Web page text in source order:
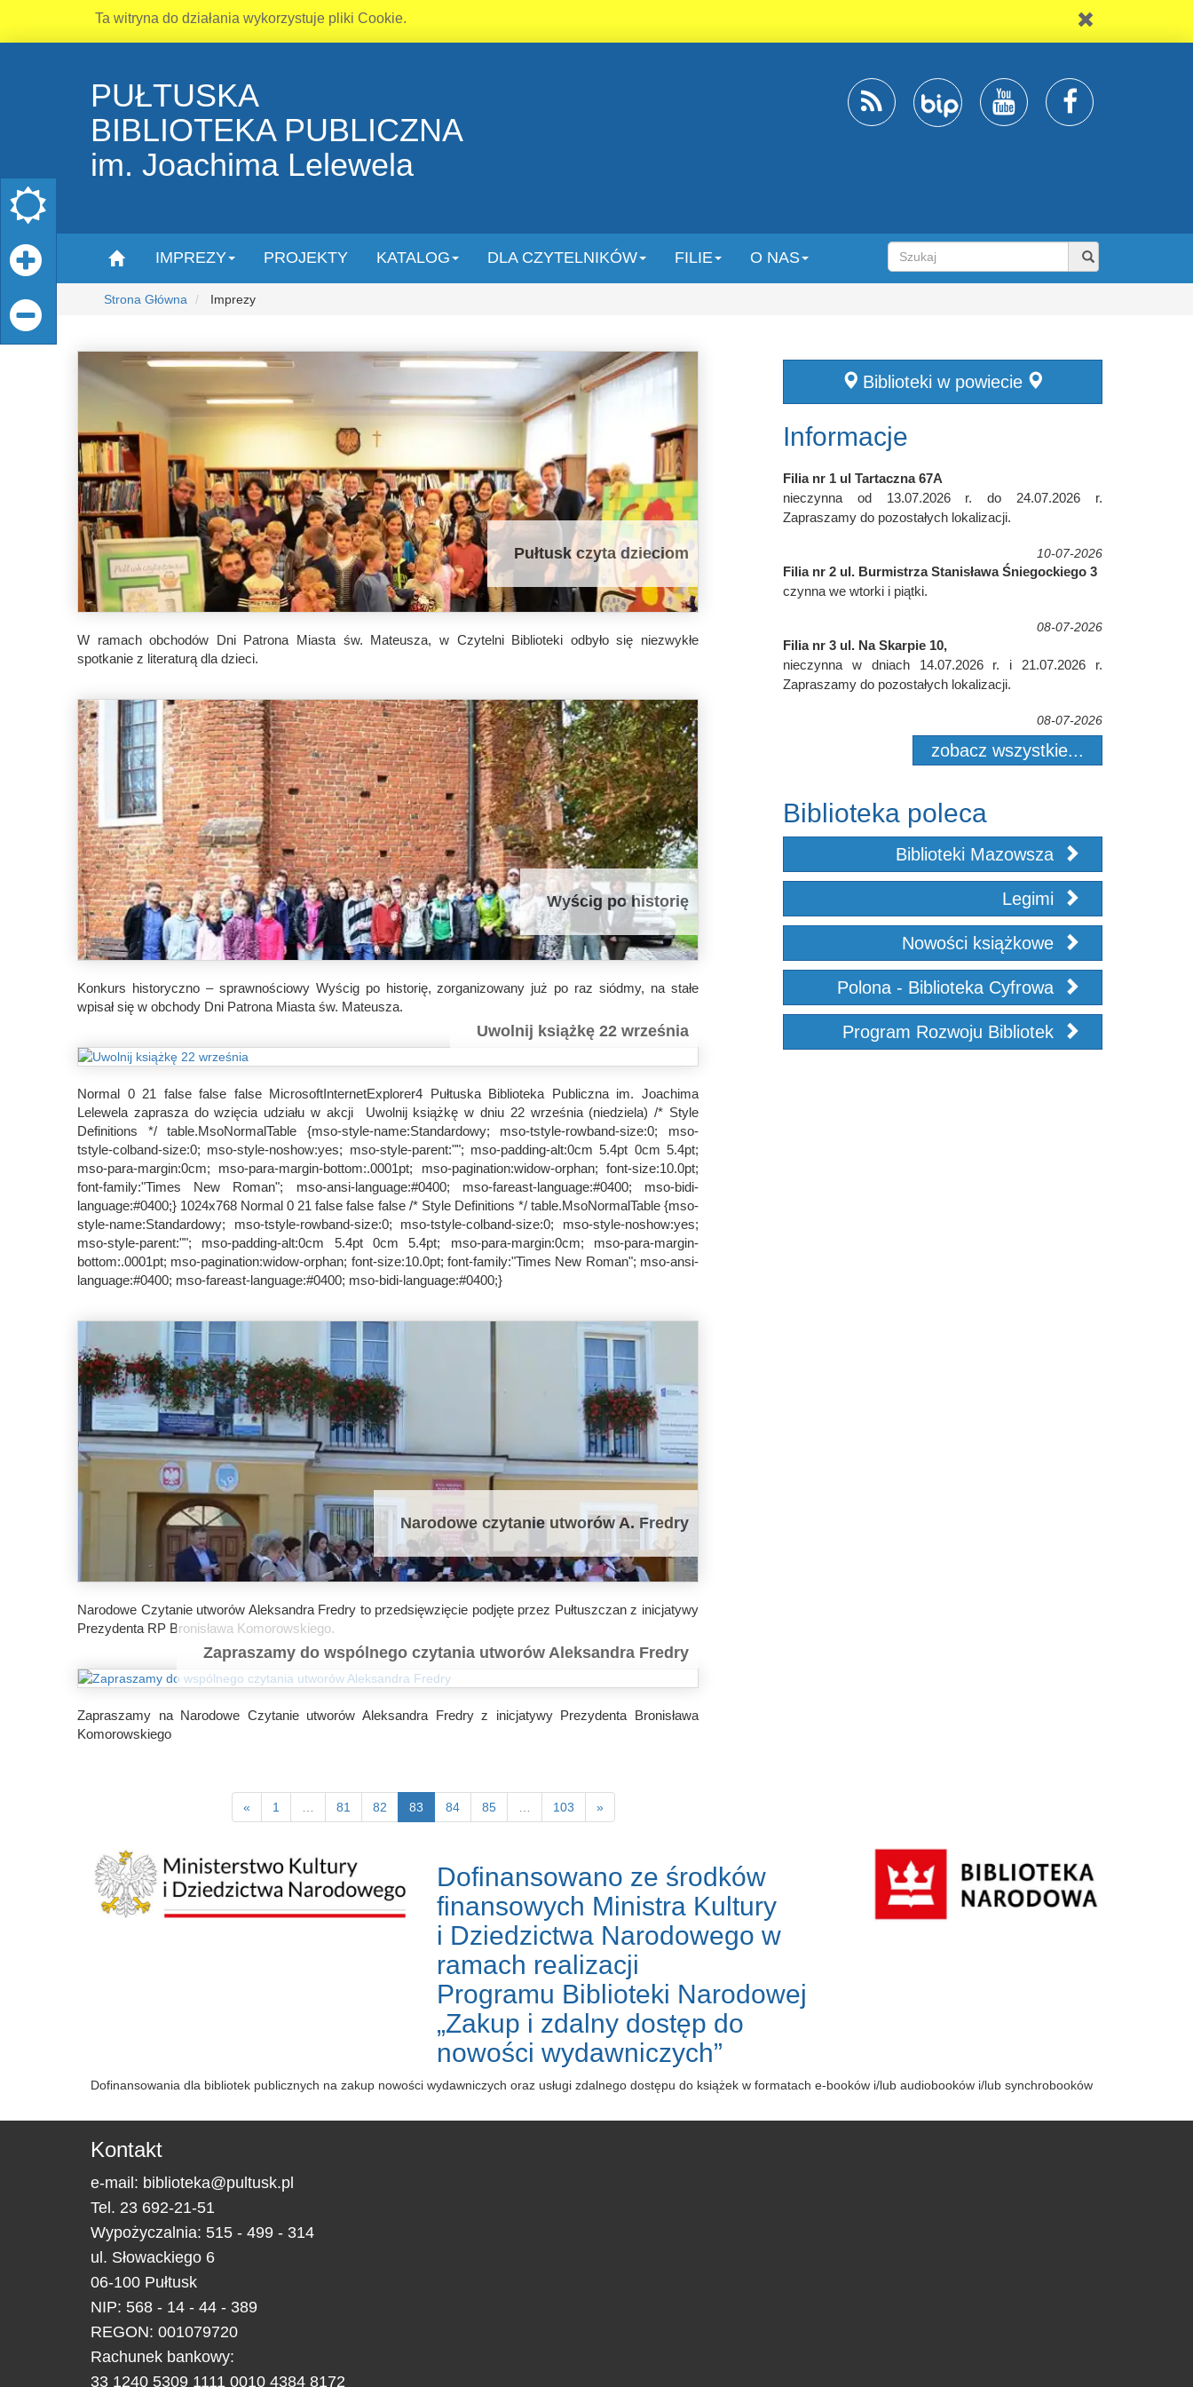
Ta witryna do działania wykorzystuje pliki Cookie.
PUŁTUSKA
BIBLIOTEKA PUBLICZNA
im. Joachima Lelewela
IMPREZY PROJEKTY KATALOG DLA CZYTELNIKÓW FILIE O NAS
Strona Główna Imprezy
Pułtusk czyta dzieciom
W ramach obchodów Dni Patrona Miasta św. Mateusza, w Czytelni Biblioteki odbyło się niezwykłe
spotkanie z literaturą dla dzieci.
Wyścig po historię
Konkurs historyczno – sprawnościowy Wyścig po historię, zorganizowany już po raz siódmy, na stałe
wpisał się w obchody Dni Patrona Miasta św. Mateusza.
Uwolnij książkę 22 września
Normal 0 21 false false false MicrosoftInternetExplorer4 Pułtuska Biblioteka Publiczna im. Joachima
Lelewela zaprasza do wzięcia udziału w akcji Uwolnij książkę w dniu 22 września (niedziela) /* Style
Definitions */ table.MsoNormalTable {mso-style-name:Standardowy; mso-tstyle-rowband-size:0; mso-
tstyle-colband-size:0; mso-style-noshow:yes; mso-style-parent:""; mso-padding-alt:0cm 5.4pt 0cm 5.4pt;
mso-para-margin:0cm; mso-para-margin-bottom:.0001pt; mso-pagination:widow-orphan; font-size:10.0pt;
font-family:"Times New Roman"; mso-ansi-language:#0400; mso-fareast-language:#0400; mso-bidi-
language:#0400;} 1024x768 Normal 0 21 false false false /* Style Definitions */ table.MsoNormalTable {mso-
style-name:Standardowy; mso-tstyle-rowband-size:0; mso-tstyle-colband-size:0; mso-style-noshow:yes;
mso-style-parent:""; mso-padding-alt:0cm 5.4pt 0cm 5.4pt; mso-para-margin:0cm; mso-para-margin-
bottom:.0001pt; mso-pagination:widow-orphan; font-size:10.0pt; font-family:"Times New Roman"; mso-ansi-
language:#0400; mso-fareast-language:#0400; mso-bidi-language:#0400;}
Narodowe czytanie utworów A. Fredry
Narodowe Czytanie utworów Aleksandra Fredry to przedsięwzięcie podjęte przez Pułtuszczan z inicjatywy
Prezydenta RP Bronisława Komorowskiego.
Zapraszamy do wspólnego czytania utworów Aleksandra Fredry
Zapraszamy na Narodowe Czytanie utworów Aleksandra Fredry z inicjatywy Prezydenta Bronisława
Komorowskiego
« 1 … 81 82 83 84 85 … 103 »
Biblioteki w powiecie
Informacje
Filia nr 1 ul Tartaczna 67A
nieczynna od 13.07.2026 r. do 24.07.2026 r.
Zapraszamy do pozostałych lokalizacji.
10-07-2026
Filia nr 2 ul. Burmistrza Stanisława Śniegockiego 3
czynna we wtorki i piątki.
08-07-2026
Filia nr 3 ul. Na Skarpie 10,
nieczynna w dniach 14.07.2026 r. i 21.07.2026 r.
Zapraszamy do pozostałych lokalizacji.
08-07-2026
zobacz wszystkie...
Biblioteka poleca
Biblioteki Mazowsza
Legimi
Nowości książkowe
Polona - Biblioteka Cyfrowa
Program Rozwoju Bibliotek
Dofinansowano ze środków
finansowych Ministra Kultury
i Dziedzictwa Narodowego w
ramach realizacji
Programu Biblioteki Narodowej
„Zakup i zdalny dostęp do
nowości wydawniczych”
Dofinansowania dla bibliotek publicznych na zakup nowości wydawniczych oraz usługi zdalnego dostępu do książek w formatach e-booków i/lub audiobooków i/lub synchrobooków
Kontakt
e-mail: biblioteka@pultusk.pl
Tel. 23 692-21-51
Wypożyczalnia: 515 - 499 - 314
ul. Słowackiego 6
06-100 Pułtusk
NIP: 568 - 14 - 44 - 389
REGON: 001079720
Rachunek bankowy:
33 1240 5309 1111 0010 4384 8172